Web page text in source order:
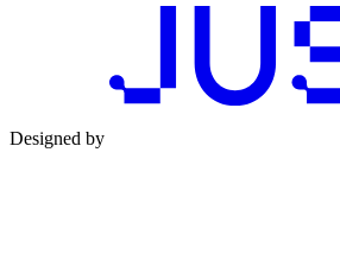
Designed by